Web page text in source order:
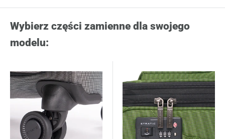
Wybierz części zamienne dla swojego
modelu: